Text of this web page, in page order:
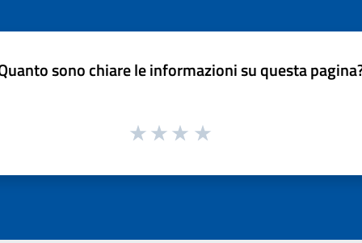
sono chiare le informazioni su questa